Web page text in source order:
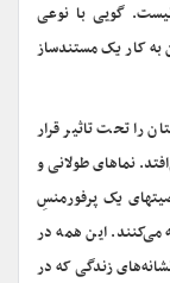
گویی با نوعی
کار یک مستندساز
را تحت تاثیر قرار
نماهای طولانی و
یک پرفورمنسِ
می‌کنند. این همه در
زندگی که در